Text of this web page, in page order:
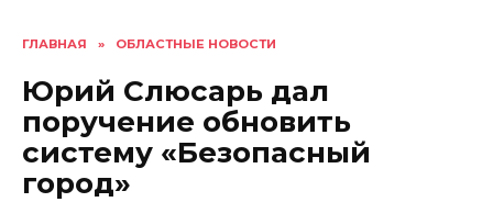
ГЛАВНАЯ » ОБЛАСТНЫЕ НОВОСТИ
Юрий Слюсарь дал
поручение обновить
систему «Безопасный
город»